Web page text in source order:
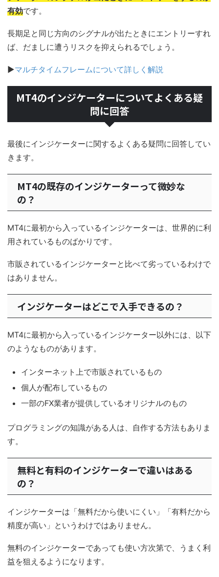
有効です。
長期足と同じ方向のシグナルが出たときにエントリーすれ
ば、だましに遭うリスクを抑えられるでしょう。
▶マルチタイムフレームについて詳しく解説
MT4のインジケーターについてよくある疑
問に回答
最後にインジケーターに関するよくある疑問に回答してい
きます。
MT4の既存のインジケーターって微妙な
の？
MT4に最初から入っているインジケーターは、世界的に利
用されているものばかりです。
市販されているインジケーターと比べて劣っているわけで
はありません。
インジケーターはどこで入手できるの？
MT4に最初から入っているインジケーター以外には、以下
のようなものがあります。
インターネット上で市販されているもの
個人が配布しているもの
一部のFX業者が提供しているオリジナルのもの
プログラミングの知識がある人は、自作する方法もありま
す。
無料と有料のインジケーターで違いはある
の？
インジケーターは「無料だから使いにくい」「有料だから
精度が高い」というわけではありません。
無料のインジケーターであっても使い方次第で、うまく利
益を狙えるようになります。